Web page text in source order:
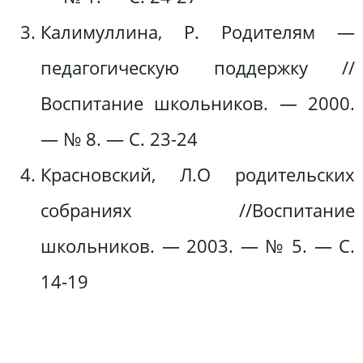
Калимуллина, Р. Родителям —
педагогическую поддержку //
Воспитание школьников. — 2000.
— № 8. — С. 23-24
Красновский, Л.О родительских
собраниях //Воспитание
школьников. — 2003. — № 5. — С.
14-19